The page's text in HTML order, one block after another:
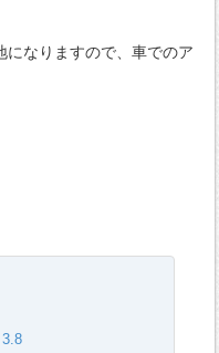
になりますので、車でのア